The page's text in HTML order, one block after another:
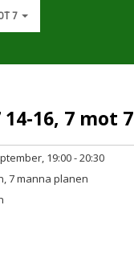
7
16, 7 mot 7
19:00 - 20:30
7 manna planen